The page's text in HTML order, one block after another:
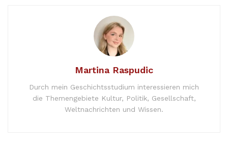
Martina Raspudic
Durch mein Geschichtsstudium interessieren mich
die Themengebiete Kultur, Politik, Gesellschaft,
Weltnachrichten und Wissen.